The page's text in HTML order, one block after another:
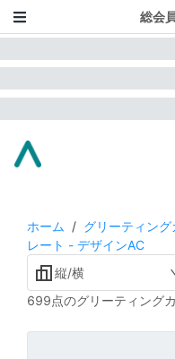
総会
ホーム / グリーティン
レート - デザインAC
縦/横
699点のグリーティング